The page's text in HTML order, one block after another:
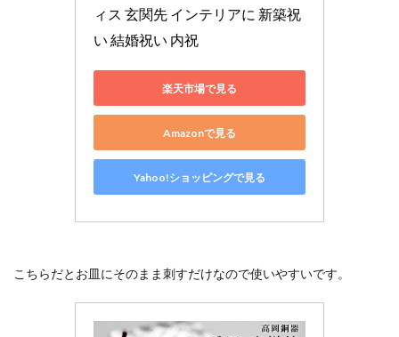
ィス 玄関先 インテリアに 新築祝
い 結婚祝い 内祝
楽天市場で見る
Amazonで見る
Yahoo!ショッピングで見る
こちらだとお皿にそのまま刺すだけなので使いやすいです。